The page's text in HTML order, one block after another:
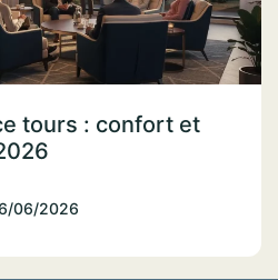
tours : confort et
06/2026